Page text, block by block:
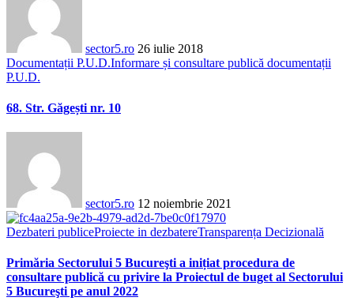
sector5.ro 26 iulie 2018
Documentații P.U.D.Informare și consultare publică documentații
P.U.D.
68. Str. Găgești nr. 10
sector5.ro 12 noiembrie 2021
Dezbateri publiceProiecte in dezbatereTransparența Decizională
Primăria Sectorului 5 Bucureşti a inițiat procedura de
consultare publică cu privire la Proiectul de buget al Sectorului
5 Bucureşti pe anul 2022